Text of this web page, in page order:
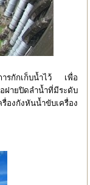
ารกักเก็บน้ำไว้ เพื่อ
ายปิดลำน้ำที่มีระดับ
องกังหันน้ำขับเครื่อง